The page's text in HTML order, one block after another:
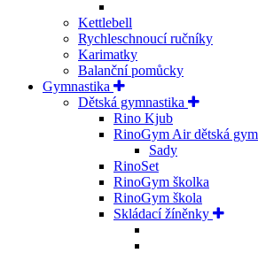
Kettlebell
Rychleschnoucí ručníky
Karimatky
Balanční pomůcky
Gymnastika
Dětská gymnastika
Rino Kjub
RinoGym Air dětská
Sady
RinoSet
RinoGym školka
RinoGym škola
Skládací žíněnky